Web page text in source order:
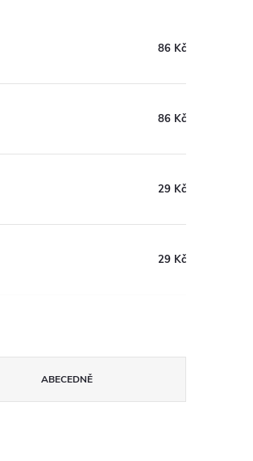
86 Kč
86 Kč
29 Kč
29 Kč
ABECEDNĚ